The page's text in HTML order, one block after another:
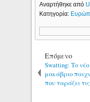
Αναρτήθηκε από
Κατηγορία:
Επόμενο
Swatting: Το νέο
μακάβριο
που ταράζει